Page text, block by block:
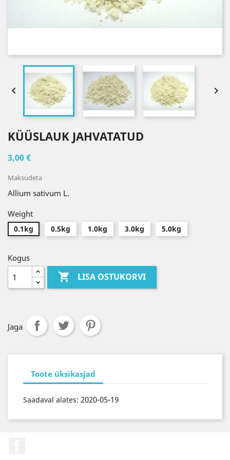
 
KÜÜSLAUK JAHVATATUD
3,00 €
Maksudeta
Allium sativum L.
Weight
0.1kg 0.5kg 1.0kg 3.0kg 5.0kg
Kogus
 LISA OSTUKORVI
Jaga
Toote üksikasjad
Saadaval alates: 2020-05-19